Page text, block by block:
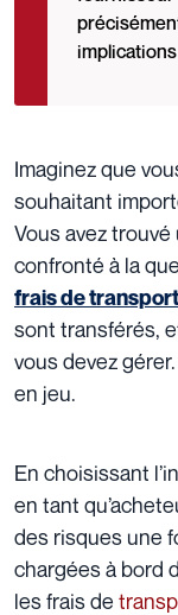
Imaginez que
souhaitant
Vous avez trouvé
confronté à la
frais de transport
sont transférés,
vous devez gérer.
en jeu.
En choisissant
en tant
des risques une
chargées à bord
les frais de